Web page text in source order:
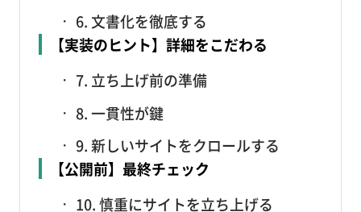
6. 文書化を徹底する
【実装のヒント】詳細をこだわる
7. 立ち上げ前の準備
8. 一貫性が鍵
9. 新しいサイトをクロールする
【公開前】最終チェック
10. 慎重にサイトを立ち上げる